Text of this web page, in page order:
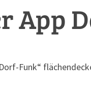
App
Funk“